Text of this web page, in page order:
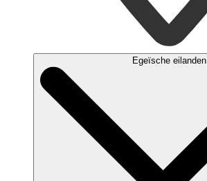
Egeïsche eilanden